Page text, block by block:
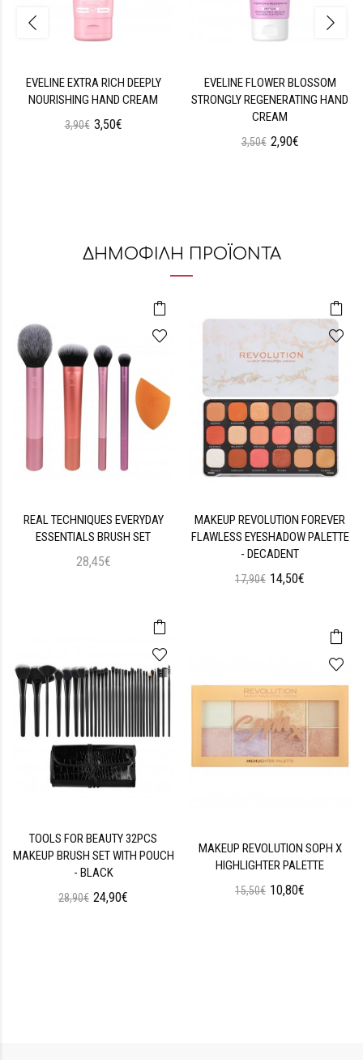
EVELINE EXTRA RICH DEEPLY
NOURISHING HAND CREAM
3,90€ 3,50€
EVELINE FLOWER BLOSSOM
STRONGLY REGENERATING HAND
CREAM
3,50€ 2,90€
ΔΗΜΟΦΙΛΗ ΠΡΟΪΟΝΤΑ
REAL TECHNIQUES EVERYDAY
ESSENTIALS BRUSH SET
28,45€
TOOLS FOR BEAUTY 32PCS
MAKEUP BRUSH SET WITH POUCH
- BLACK
28,90€ 24,90€
MAKEUP REVOLUTION FOREVER
FLAWLESS EYESHADOW PALETTE
- DECADENT
17,90€ 14,50€
MAKEUP REVOLUTION SOPH X
HIGHLIGHTER PALETTE
15,50€ 10,80€